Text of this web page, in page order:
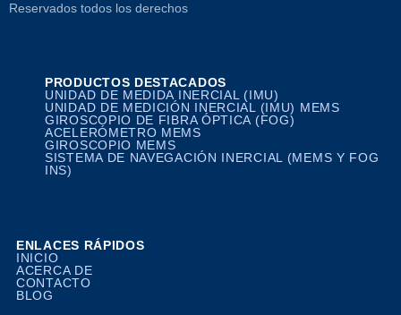
Reservados todos los derechos
PRODUCTOS DESTACADOS
UNIDAD DE MEDIDA INERCIAL (IMU)
UNIDAD DE MEDICIÓN INERCIAL (IMU) MEMS
GIROSCOPIO DE FIBRA ÓPTICA (FOG)
ACELERÓMETRO MEMS
GIROSCOPIO MEMS
SISTEMA DE NAVEGACIÓN INERCIAL (MEMS Y FOG
INS)
ENLACES RÁPIDOS
INICIO
ACERCA DE
CONTACTO
BLOG